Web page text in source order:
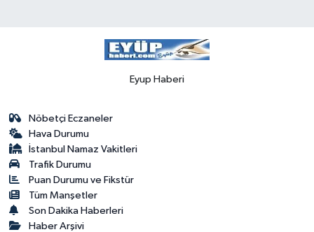
Eyup Haberi
Nöbetçi Eczaneler
Hava Durumu
İstanbul Namaz Vakitleri
Trafik Durumu
Puan Durumu ve Fikstür
Tüm Manşetler
Son Dakika Haberleri
Haber Arşivi